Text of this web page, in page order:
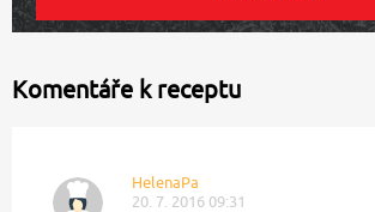
Komentáře k receptu
HelenaPa
20. 7. 2016 09:31